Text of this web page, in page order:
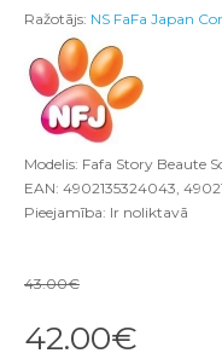
Ražotājs: NS FaFa Japan
Modelis: Fafa Story Beaute
EAN: 4902135324043,
Pieejamība: Ir noliktavā
43.00€
42.00€